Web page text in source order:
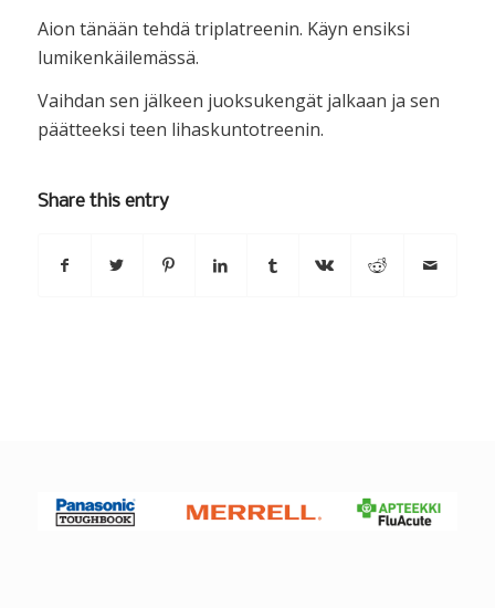
Aion tänään tehdä triplatreenin. Käyn ensiksi
lumikenkäilemässä.
Vaihdan sen jälkeen juoksukengät jalkaan ja sen
päätteeksi teen lihaskuntotreenin.
Share this entry